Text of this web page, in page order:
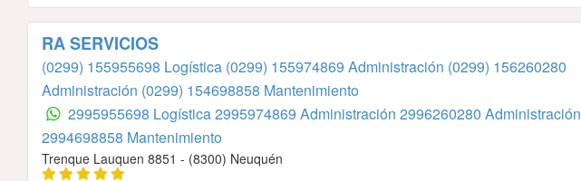
RA SERVICIOS
(0299) 155955698 Logística (0299) 155974869 Administración (0299) 156260280
Administración (0299) 154698858 Mantenimiento
2995955698 Logística2995974869 Administración 2996260280 Administración
2994698858 Mantenimiento
Trenque Lauquen 8851 - (8300) Neuquén